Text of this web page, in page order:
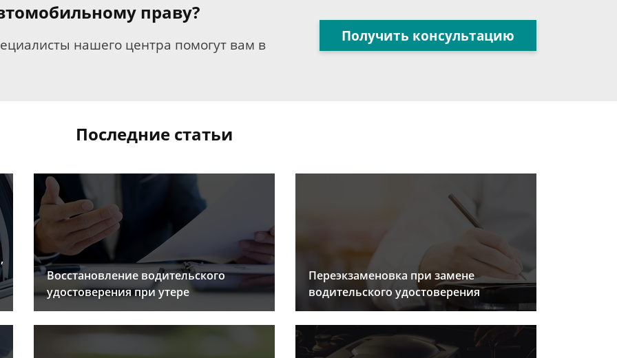
праву?
нашего центра помогут вам в
Получить консультацию
Последние статьи
Восстановление водительского
удостоверения при утере
Переэкзаменовка при замене
водительского удостоверения